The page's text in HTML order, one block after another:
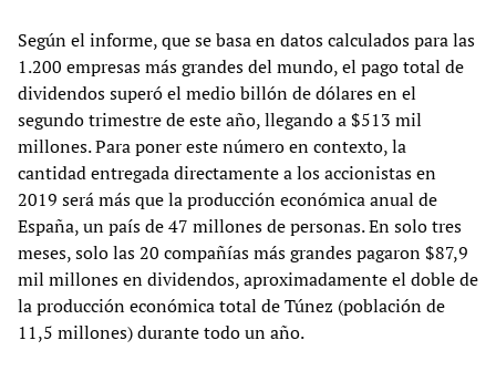
Según el informe, que se basa en datos calculados para las
1.200 empresas más grandes del mundo, el pago total de
dividendos superó el medio billón de dólares en el
segundo trimestre de este año, llegando a $513 mil
millones. Para poner este número en contexto, la
cantidad entregada directamente a los accionistas en
2019 será más que la producción económica anual de
España, un país de 47 millones de personas. En solo tres
meses, solo las 20 compañías más grandes pagaron $87,9
mil millones en dividendos, aproximadamente el doble de
la producción económica total de Túnez (población de
11,5 millones) durante todo un año.